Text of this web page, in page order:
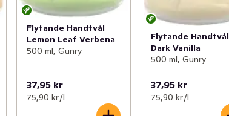
Flytande Handtvål
Lemon Leaf Verbena
500 ml, Gunry
37,95 kr
75,90 kr /l
Flytande Handtvål
Dark Vanilla
500 ml, Gunry
37,95 kr
75,90 kr /l